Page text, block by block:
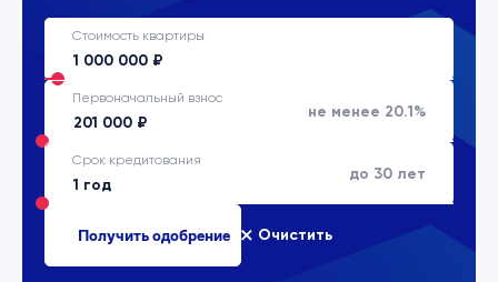
Стоимость квартиры
Первоначальный взнос
не менее 20.1%
Срок кредитования
до 30 лет
Очистить